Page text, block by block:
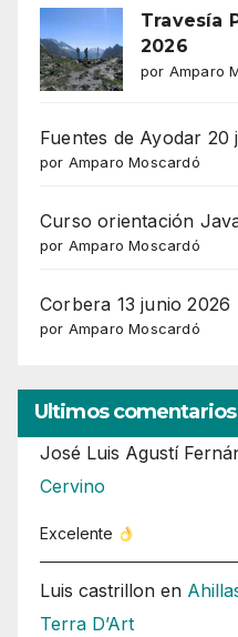
Travesía
2026
por Amparo
Fuentes de Ayodar 20
por Amparo Moscardó
Curso orientación
por Amparo Moscardó
Corbera 13 junio 2026
por Amparo Moscardó
Ultimos comentarios
José Luis Agustí
Cervino
Excelente
Luis castrillon en
Terra D’Art